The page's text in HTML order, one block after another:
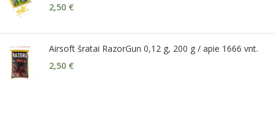
2,50 €
Airsoft šratai RazorGun 0,12 g, 200 g / apie 1666 vnt.
2,50 €